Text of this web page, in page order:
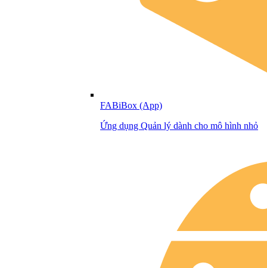
FABiBox (App)
Ứng dụng Quản lý dành cho mô hình nhỏ